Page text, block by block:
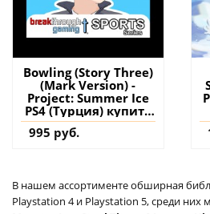
Bowling (Story Three)
(Mark Version) -
Project: Summer Ice
PS4 (Турция) купить
игру на аккаунт
995 руб.
В нашем ассортименте обширная
Playstation 4 и Playstation 5, среди них